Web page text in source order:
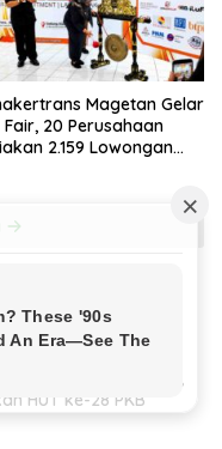
Magetan Gelar
20 Perusahaan
2.159 Lowongan
Semarakkan Magetan,
HUT ke-28 PKB